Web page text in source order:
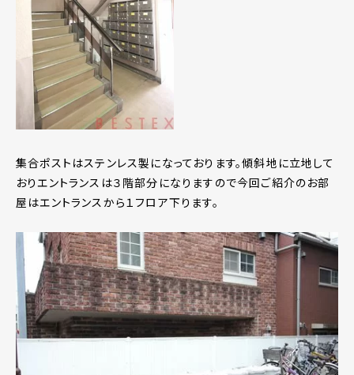
集合ポストはステンレス製になっております。傾斜地に立地して
おりエントランスは３階部分になりますので今回ご紹介のお部
屋はエントランスから１フロア下ります。